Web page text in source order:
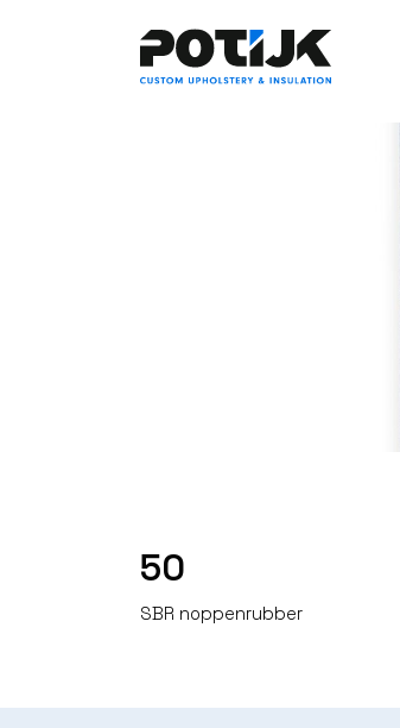
50
SBR noppenrubber